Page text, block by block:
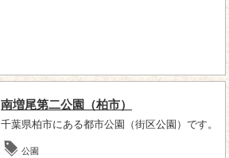
南増尾第二公園（柏市）
千葉県柏市にある都市公園（街区公園）です。
公園